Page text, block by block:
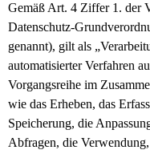
Gemäß Art. 4 Ziffer 1. der
Datenschutz-
genannt), gilt als
automatisierter Verfahren
Vorgangsreihe im
wie das Erheben, das
Speicherung, die
Abfragen, die